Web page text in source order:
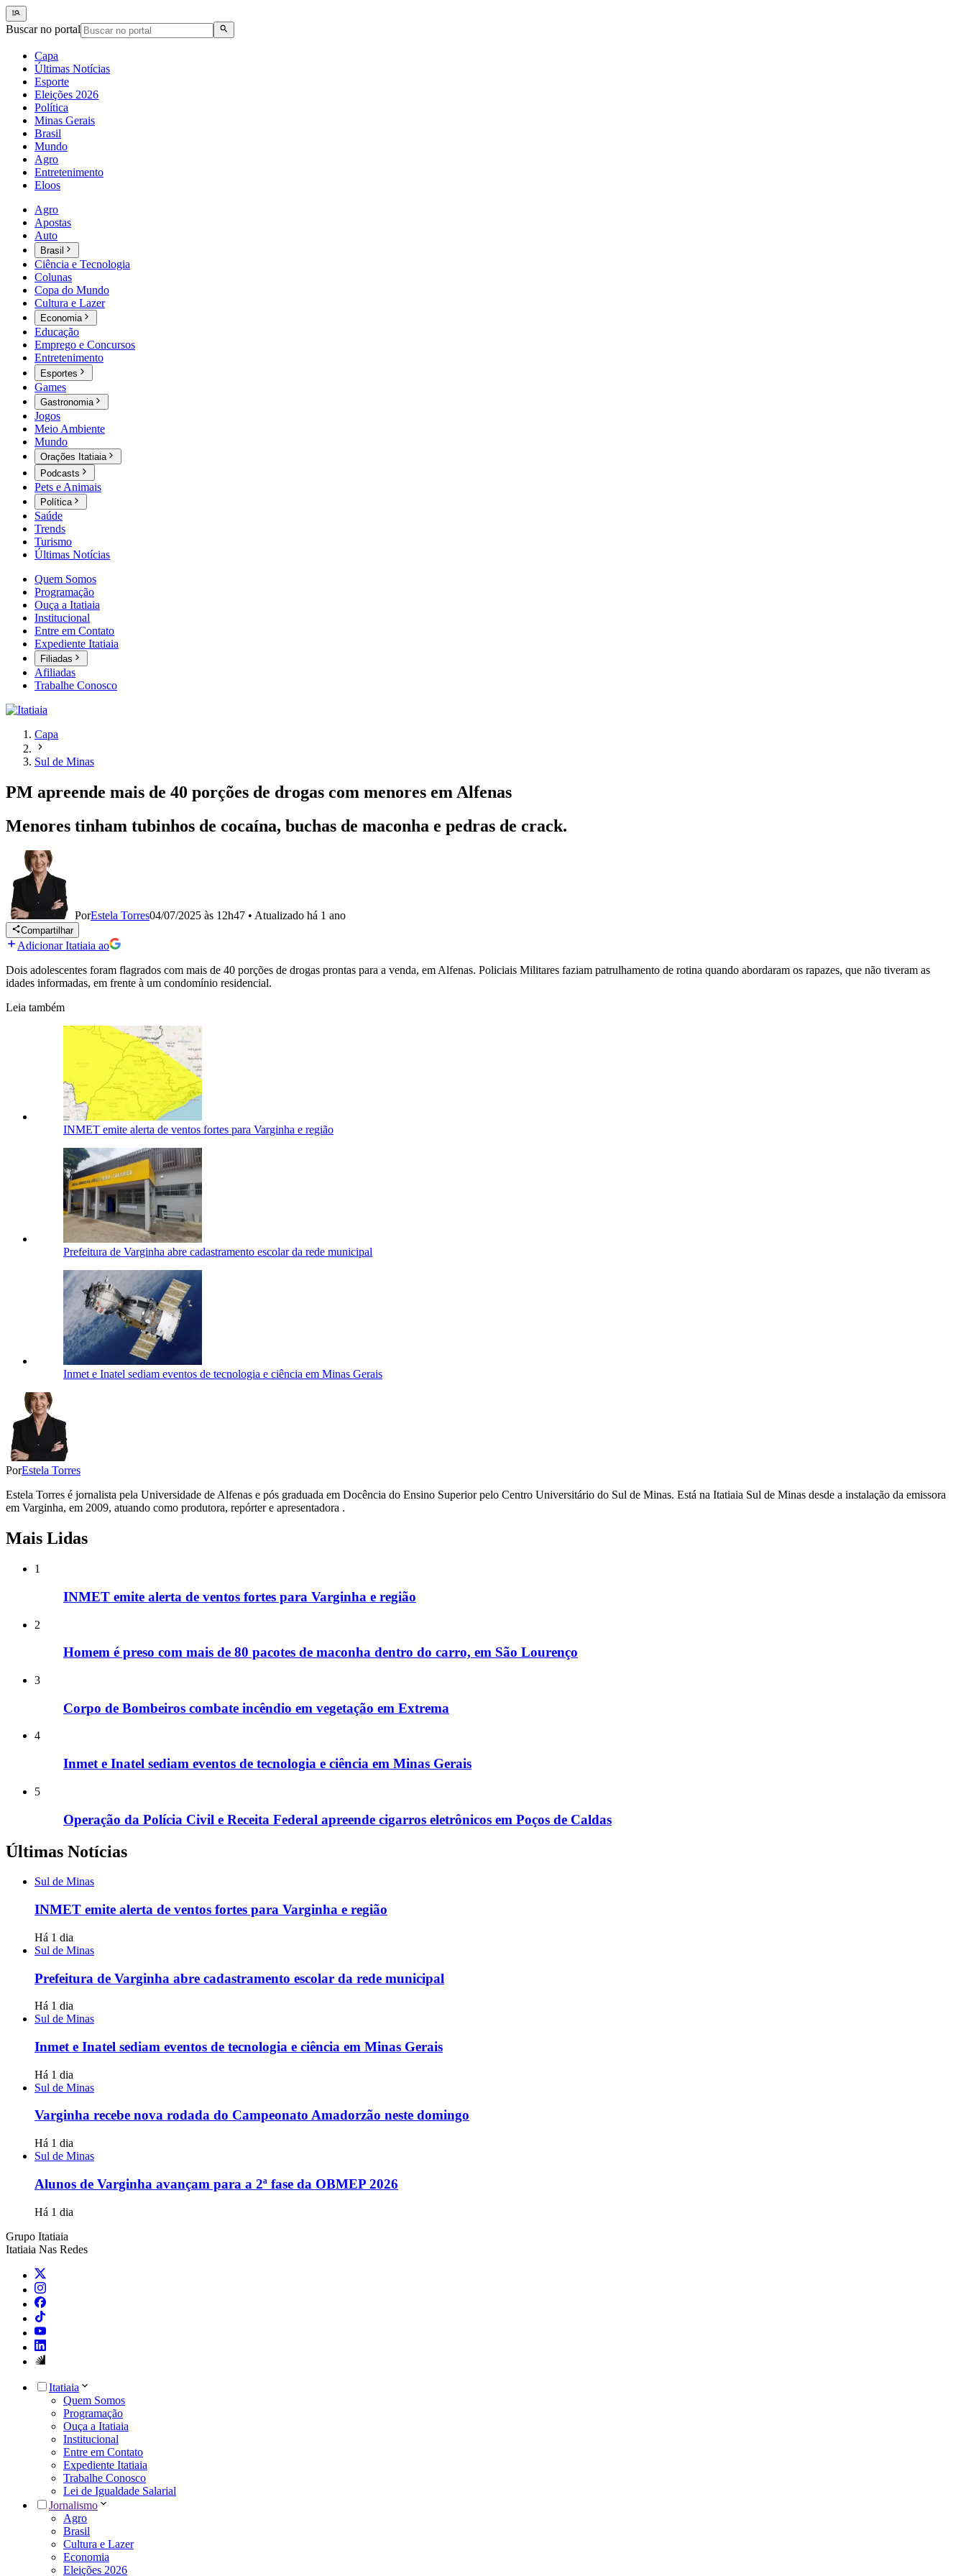
Buscar no portal
Capa
Últimas Notícias
Esporte
Eleições 2026
Política
Minas Gerais
Brasil
Mundo
Agro
Entretenimento
Eloos
Agro
Apostas
Auto
Brasil
Ciência e Tecnologia
Colunas
Copa do Mundo
Cultura e Lazer
Economia
Educação
Emprego e Concursos
Entretenimento
Esportes
Games
Gastronomia
Jogos
Meio Ambiente
Mundo
Orações Itatiaia
Podcasts
Pets e Animais
Política
Saúde
Trends
Turismo
Últimas Notícias
Quem Somos
Programação
Ouça a Itatiaia
Institucional
Entre em Contato
Expediente Itatiaia
Filiadas
Afiliadas
Trabalhe Conosco
Capa
Sul de Minas
PM apreende mais de 40 porções de drogas com menores em Alfenas
Menores tinham tubinhos de cocaína, buchas de maconha e pedras de crack.
PorEstela Torres04/07/2025 às 12h47 • Atualizado há 1 ano
Compartilhar
Adicionar Itatiaia ao
Dois adolescentes foram flagrados com mais de 40 porções de drogas prontas para a venda, em Alfenas. Policiais Militares faziam patrulhamento de rotina quando abordaram os rapazes, que não tiveram as
idades informadas, em frente à um condomínio residencial.
Leia também
INMET emite alerta de ventos fortes para Varginha e região
Prefeitura de Varginha abre cadastramento escolar da rede municipal
Inmet e Inatel sediam eventos de tecnologia e ciência em Minas Gerais
PorEstela Torres
Estela Torres é jornalista pela Universidade de Alfenas e pós graduada em Docência do Ensino Superior pelo Centro Universitário do Sul de Minas. Está na Itatiaia Sul de Minas desde a instalação da emissora
em Varginha, em 2009, atuando como produtora, repórter e apresentadora .
Mais Lidas
1
INMET emite alerta de ventos fortes para Varginha e região
2
Homem é preso com mais de 80 pacotes de maconha dentro do carro, em São Lourenço
3
Corpo de Bombeiros combate incêndio em vegetação em Extrema
4
Inmet e Inatel sediam eventos de tecnologia e ciência em Minas Gerais
5
Operação da Polícia Civil e Receita Federal apreende cigarros eletrônicos em Poços de Caldas
Últimas Notícias
Sul de Minas
INMET emite alerta de ventos fortes para Varginha e região
Há 1 dia
Sul de Minas
Prefeitura de Varginha abre cadastramento escolar da rede municipal
Há 1 dia
Sul de Minas
Inmet e Inatel sediam eventos de tecnologia e ciência em Minas Gerais
Há 1 dia
Sul de Minas
Varginha recebe nova rodada do Campeonato Amadorzão neste domingo
Há 1 dia
Sul de Minas
Alunos de Varginha avançam para a 2ª fase da OBMEP 2026
Há 1 dia
Grupo Itatiaia
Itatiaia Nas Redes
Itatiaia
Quem Somos
Programação
Ouça a Itatiaia
Institucional
Entre em Contato
Expediente Itatiaia
Trabalhe Conosco
Lei de Igualdade Salarial
Jornalismo
Agro
Brasil
Cultura e Lazer
Economia
Eleições 2026